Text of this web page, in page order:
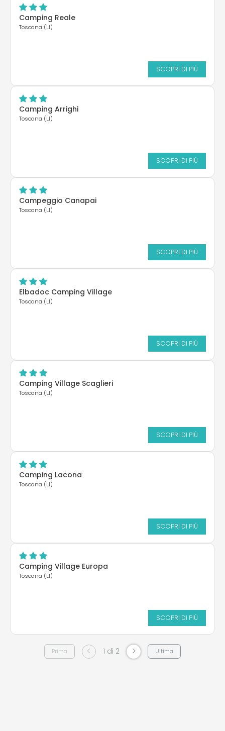
Camping Reale
Toscana (LI)
SCOPRI DI PIÙ
Camping Arrighi
Toscana (LI)
SCOPRI DI PIÙ
Campeggio Canapai
Toscana (LI)
SCOPRI DI PIÙ
Elbadoc Camping Village
Toscana (LI)
SCOPRI DI PIÙ
Camping Village Scaglieri
Toscana (LI)
SCOPRI DI PIÙ
Camping Lacona
Toscana (LI)
SCOPRI DI PIÙ
Camping Village Europa
Toscana (LI)
SCOPRI DI PIÙ
Prima < 1 di 2 > Ultima